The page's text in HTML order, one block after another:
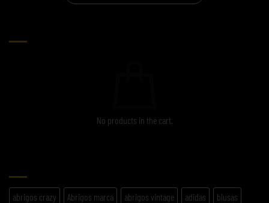
No products in the cart.
abrigos crazy Abrigos marca abrigos vintage adidas
blusas